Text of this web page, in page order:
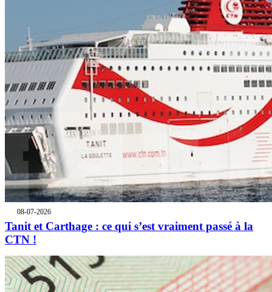
08-07-2026
Tanit et Carthage : ce qui s’est vraiment passé à la
CTN !